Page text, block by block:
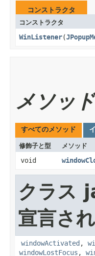
コンストラクタ
コンストラクタ
WinListener​(
メソッ
すべてのメソッド
修飾子と型 メソッド
void
クラス
宣言さ
windowActivated ,
windowLostFocus ,